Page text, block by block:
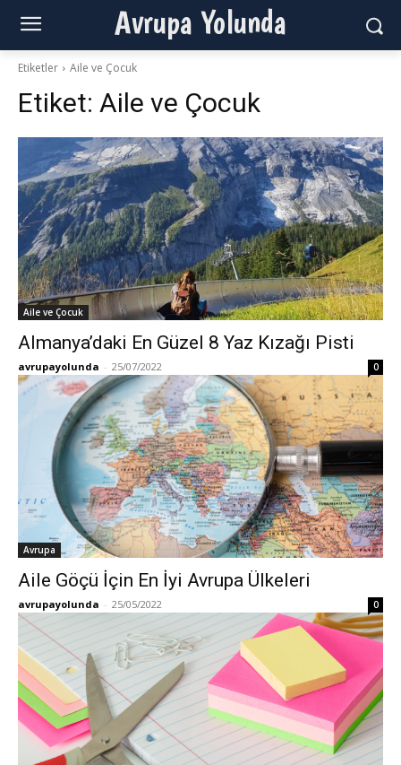
Avrupa Yolunda
Etiketler Aile ve Çocuk
Etiket: Aile ve Çocuk
Aile ve Çocuk
Almanya’daki En Güzel 8 Yaz Kızağı Pisti
avrupayolunda - 25/07/2022 0
Avrupa
Aile Göçü İçin En İyi Avrupa Ülkeleri
avrupayolunda - 25/05/2022 0